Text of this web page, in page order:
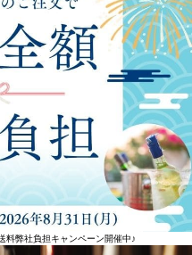
料弊社負担キャンペーン開催中♪